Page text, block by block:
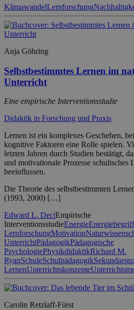
KlimawandelLernforschung
Anja Göhring
Selbstbestimmtes Lernen im
Unterricht
Eine empirische Interventionsstudie
Didaktik in Forschung und Praxis
Lernen ist ein komplexes Geschehen,
kognitive Faktoren eine Rolle spielen.
letzten Jahren durch Studien bestätigt,
und motivationale Prozesse schulisches
beeinflussen.
Die Theorie des selbstbestimmten
(1993, 2000) […]
Edward L. DeciEmpirische
InterventionsstudieEnergieEnergiebegriff
LernforschungMotivation
UnterrichtPädagogikPädagogische
PsychologiePhysikdidaktikRichard M.
RyanSchuleSchulpädagogik
LernenUnterrichtskonzepte
Carolin Retzlaff-Fürst